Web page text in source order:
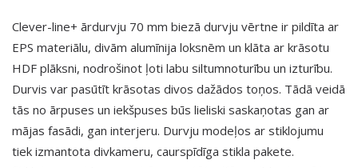
Clever-line+ ārdurvju 70 mm biezā durvju vērtne ir pildīta ar
EPS materiālu, divām alumīnija loksnēm un klāta ar krāsotu
HDF plāksni, nodrošinot ļoti labu siltumnoturību un izturību.
Durvis var pasūtīt krāsotas divos dažādos toņos. Tādā veidā
tās no ārpuses un iekšpuses būs lieliski saskaņotas gan ar
mājas fasādi, gan interjeru. Durvju modeļos ar stiklojumu
tiek izmantota divkameru, caurspīdīga stikla pakete.